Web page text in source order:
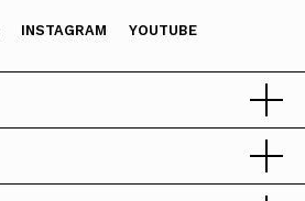
INSTAGRAM YOUTUBE